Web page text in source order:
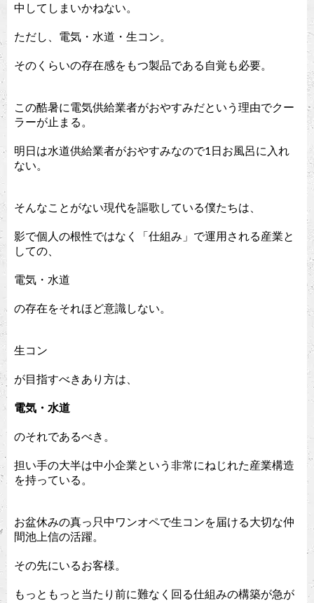
中してしまいかねない。
ただし、電気・水道・生コン。
そのくらいの存在感をもつ製品である自覚も必要。
この酷暑に電気供給業者がおやすみだという理由でクー
ラーが止まる。
明日は水道供給業者がおやすみなので1日お風呂に入れ
ない。
そんなことがない現代を謳歌している僕たちは、
影で個人の根性ではなく「仕組み」で運用される産業と
しての、
電気・水道
の存在をそれほど意識しない。
生コン
が目指すべきあり方は、
電気・水道
のそれであるべき。
担い手の大半は中小企業という非常にねじれた産業構造
を持っている。
お盆休みの真っ只中ワンオペで生コンを届ける大切な仲
間池上信の活躍。
その先にいるお客様。
もっともっと当たり前に難なく回る仕組みの構築が急が